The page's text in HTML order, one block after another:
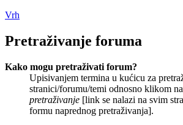
Vrh
Pretraživanje foruma
Kako mogu pretraživati forum?
Upisivanjem termina u kućicu za
stranici/forumu/temi odnosno klikom na
pretraživanje [link se nalazi na svim
formu naprednog pretraživanja].